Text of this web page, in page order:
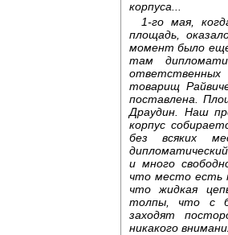
корпуса...
1-го мая,
площадь,
момент было
там
ответственных
товарищ
поставлена.
Драудин. Наш
корпус
без всяких
и много
что место есть
что жидкая
толпы, что с
заходят
никакого